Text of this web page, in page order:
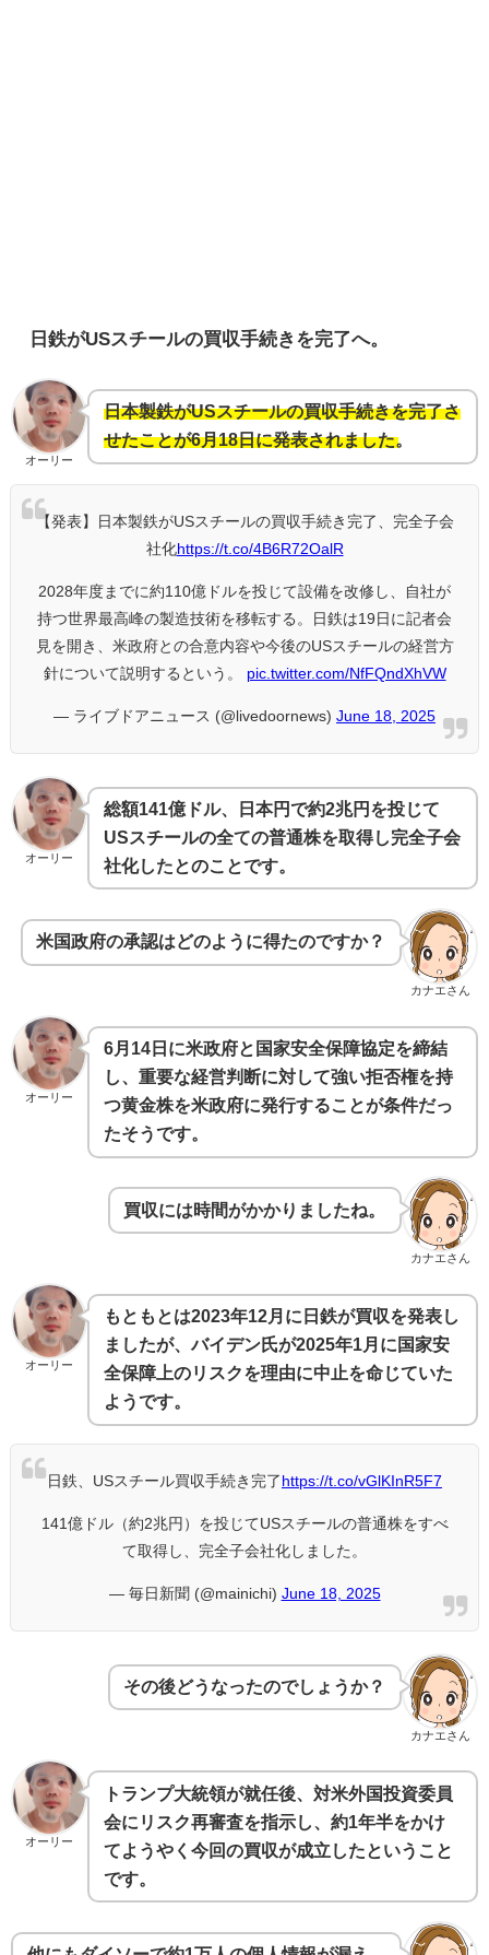
日鉄がUSスチールの買収手続きを完了へ。
オーリー
日本製鉄がUSスチールの買収手続きを完了さ
せたことが6月18日に発表されました。
【発表】日本製鉄がUSスチールの買収手続き完了、完全子会
社化https://t.co/4B6R72OalR
2028年度までに約110億ドルを投じて設備を改修し、自社が
持つ世界最高峰の製造技術を移転する。日鉄は19日に記者会
見を開き、米政府との合意内容や今後のUSスチールの経営方
針について説明するという。
pic.twitter.com/NfFQndXhVW
— ライブドアニュース (@livedoornews) June 18, 2025
オーリー
総額141億ドル、日本円で約2兆円を投じて
USスチールの全ての普通株を取得し完全子会
社化したとのことです。
カナエさん
米国政府の承認はどのように得たのですか？
オーリー
6月14日に米政府と国家安全保障協定を締結
し、重要な経営判断に対して強い拒否権を持
つ黄金株を米政府に発行することが条件だっ
たそうです。
カナエさん
買収には時間がかかりましたね。
オーリー
もともとは2023年12月に日鉄が買収を発表し
ましたが、バイデン氏が2025年1月に国家安
全保障上のリスクを理由に中止を命じていた
ようです。
日鉄、USスチール買収手続き完了 https://t.co/vGlKInR5F7
141億ドル（約2兆円）を投じてUSスチールの普通株をすべ
て取得し、完全子会社化しました。
— 毎日新聞 (@mainichi) June 18, 2025
カナエさん
その後どうなったのでしょうか？
オーリー
トランプ大統領が就任後、対米外国投資委員
会にリスク再審査を指示し、約1年半をかけ
てようやく今回の買収が成立したということ
です。